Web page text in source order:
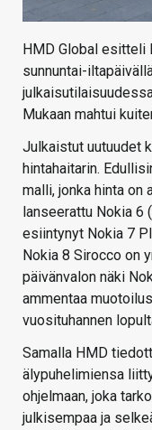
HMD Global esitteli
sunnuntai-
Mukaan mahtui
Julkaistut uutuudet
hintahaitarin.
malli, jonka hinta on
lanseerattu Nokia
esiintynyt Nokia 7
Nokia 8 Sirocco on
päivänvalon näki
ammentaa
vuosituhannen
Samalla HMD
älypuhelimiensa
ohjelmaan, joka
julkisempaa ja